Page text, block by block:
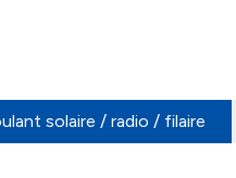
solaire / radio / filaire